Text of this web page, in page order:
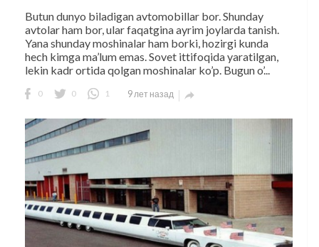
Butun dunyo biladigan avtomobillar bor. Shunday
avtolar ham bor, ular faqatgina ayrim joylarda tanish.
Yana shunday moshinalar ham borki, hozirgi kunda
hech kimga ma’lum emas. Sovet ittifoqida yaratilgan,
lekin kadr ortida qolgan moshinalar ko’p. Bugun o’...
0 0 1 9 лет назад 